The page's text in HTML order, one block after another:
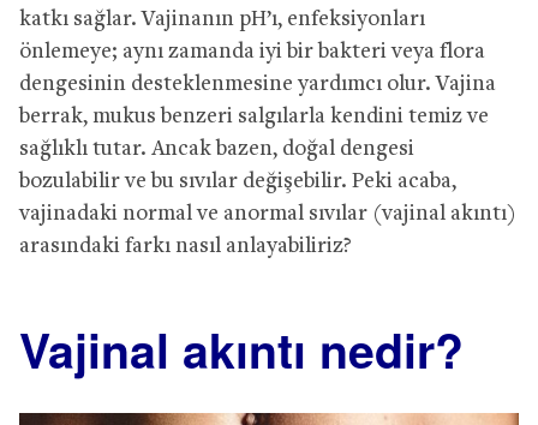
katkı sağlar. Vajinanın pH’ı, enfeksiyonları
önlemeye; aynı zamanda iyi bir bakteri veya flora
dengesinin desteklenmesine yardımcı olur. Vajina
berrak, mukus benzeri salgılarla kendini temiz ve
sağlıklı tutar. Ancak bazen, doğal dengesi
bozulabilir ve bu sıvılar değişebilir. Peki acaba,
vajinadaki normal ve anormal sıvılar (vajinal akıntı)
arasındaki farkı nasıl anlayabiliriz?
Vajinal akıntı nedir?